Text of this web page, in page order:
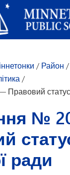
Міннетонки
/ Район /
/
статус
№
ради